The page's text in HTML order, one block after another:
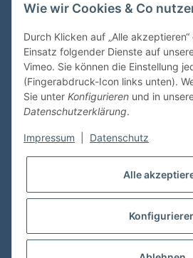
VDMedien24.de
Kasernenstraße 6-10
66482 Zweibrücken
Tel. 06332 72710
eMail: heinz.nickel@vdmedien.de
Shop Service
* Alle Preise inkl. gesetzlicher
Wie wir Cookies & Co
Durch Klicken auf „Alle
Einsatz folgender Dienste auf
Vimeo. Sie können die Einstellung
(Fingerabdruck-Icon links unten).
Sie unter Konfigurieren und in
Datenschutzerklärung.
Impressum Datenschutz
Alle